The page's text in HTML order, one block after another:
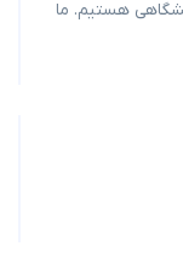
هستیم. ما